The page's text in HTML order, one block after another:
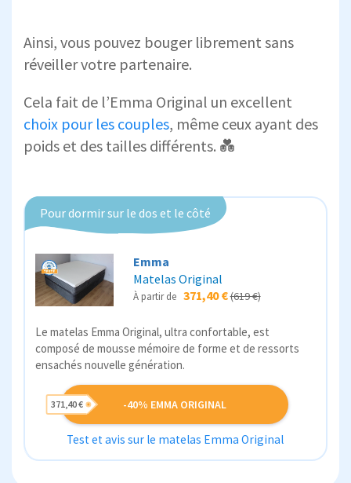
Ainsi, vous pouvez bouger librement sans
réveiller votre partenaire.
Cela fait de l’Emma Original un excellent
choix pour les couples, même ceux ayant des
poids et des tailles différents. 💑
Pour dormir sur le dos et le côté
Emma
Matelas Original
À partir de 371,40 €(619 €)
Le matelas Emma Original, ultra confortable, est
composé de mousse mémoire de forme et de ressorts
ensachés nouvelle génération.
-40% EMMA ORIGINAL
371,40 €
Test et avis sur le matelas Emma Original